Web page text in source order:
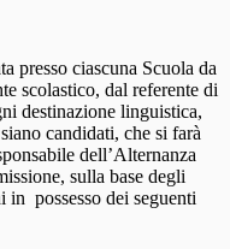
presso ciascuna Scuola da
scolastico, dal referente di
destinazione linguistica,
candidati, che si farà
dell’Alternanza
sulla base degli
possesso dei seguenti